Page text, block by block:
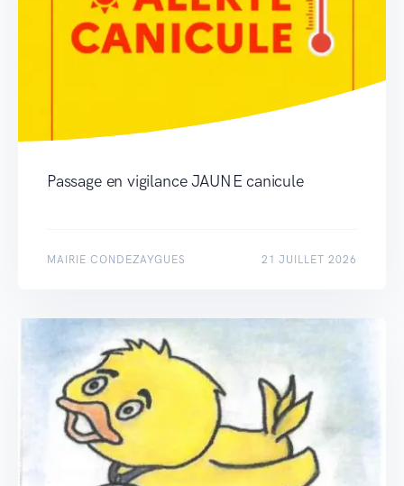
Passage en vigilance JAUNE canicule
MAIRIE CONDEZAYGUES 21 JUILLET 2026